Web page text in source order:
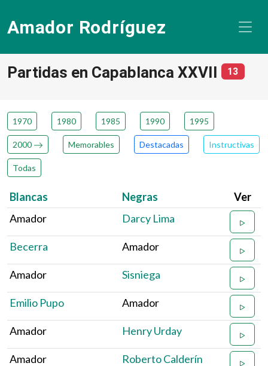
Amador Rodríguez
Partidas en Capablanca XXVII 13
1970 1980 1985 1990 1995
2000 Memorables Destacadas Instructivas
Todas
Blancas Negras
Ver
Amador
Darcy Lima
Becerra Amador
Amador Sisniega
Emilio Pupo Amador
Amador Henry Urday
Amador Roberto Calderín